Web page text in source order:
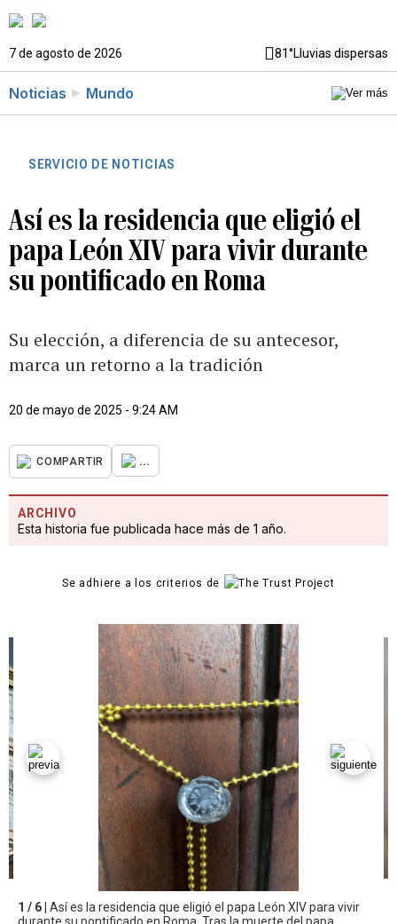
7 de agosto de 2026 81°Lluvias dispersas
Noticias Mundo
SERVICIO DE NOTICIAS
Así es la residencia que eligió el
papa León XIV para vivir durante
su pontificado en Roma
Su elección, a diferencia de su antecesor,
marca un retorno a la tradición
20 de mayo de 2025 - 9:24 AM
COMPARTIR ...
ARCHIVO
Esta historia fue publicada hace más de 1 año.
Se adhiere a los criterios de
1 / 6 | Así es la residencia que eligió el papa León XIV para vivir